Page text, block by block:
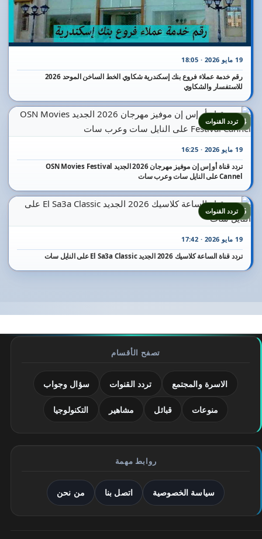
19 مايو 2026 · 18:05
رقم خدمة عملاء فروع بنك إسكندرية شكاوي الخط الساخن الموحد 2026
للاستفسار والشكاوي
24
19 مايو 2026 · 16:25
تردد قناة أو إس إن موفيز مهرجان 2026 الجديد OSN Movies Festival
Cannel على النايل سات وعرب سات
تردد القنوات
25
19 مايو 2026 · 17:42
تردد قناة الساعة كلاسيك 2026 الجديد El Sa3a Classic على النايل سات
تردد القنوات
تصفح الأقسام
الاسرة والمجتمع تردد القنوات سؤال وجواب
منوعات قبائل مشاهير التكنولوجيا
روابط مهمة
سياسة الخصوصية اتصل بنا من نحن